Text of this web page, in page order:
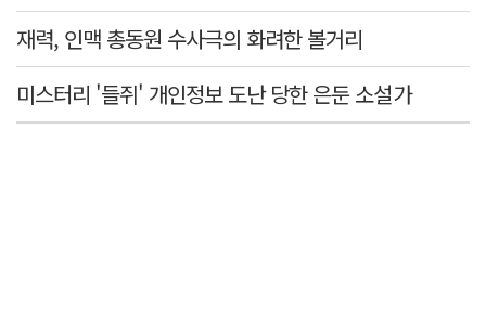
재력, 인맥 총동원 수사극의 화려한 볼거리
미스터리 '들쥐' 개인정보 도난 당한 은둔 소설가